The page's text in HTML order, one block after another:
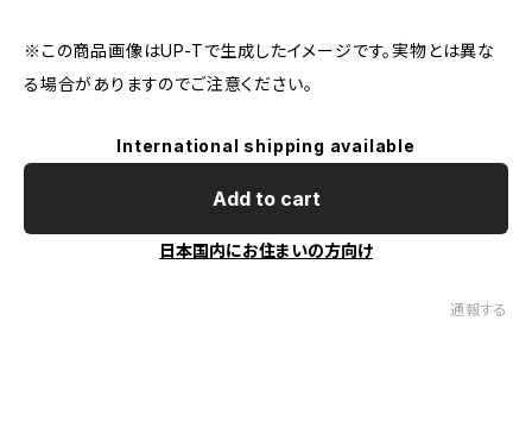
※この商品画像はUP-Tで生成したイメージです。実物とは異な
る場合がありますのでご注意ください。
International shipping available
Add to cart
日本国内にお住まいの方向け
通報する